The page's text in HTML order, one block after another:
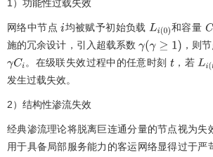
1）功能性过载失效
网络中节点 i 均被赋予初始负载 Li0 和容量 C
施的冗余设计，引入超载系数 γ(γ≥ 1) ，则
γCi 。在级联失效过程中的任意时刻 t，若 Li(t
发生过载失效。
2）结构性渗流失效
经典渗流理论将脱离巨连通分量的节点视为失
用于具备局部服务能力的客运网络显得过于严